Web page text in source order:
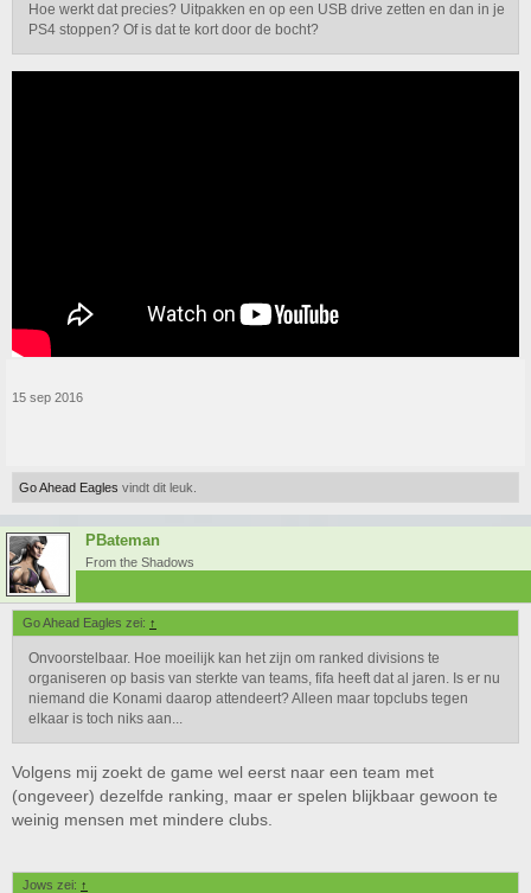
Hoe werkt dat precies? Uitpakken en op een USB drive zetten en dan in je
PS4 stoppen? Of is dat te kort door de bocht?
15 sep 2016
Go Ahead Eagles vindt dit leuk.
PBateman
From the Shadows
Go Ahead Eagles zei: ↑
Onvoorstelbaar. Hoe moeilijk kan het zijn om ranked divisions te
organiseren op basis van sterkte van teams, fifa heeft dat al jaren. Is er nu
niemand die Konami daarop attendeert? Alleen maar topclubs tegen
elkaar is toch niks aan...
Volgens mij zoekt de game wel eerst naar een team met
(ongeveer) dezelfde ranking, maar er spelen blijkbaar gewoon te
weinig mensen met mindere clubs.
Jows zei: ↑